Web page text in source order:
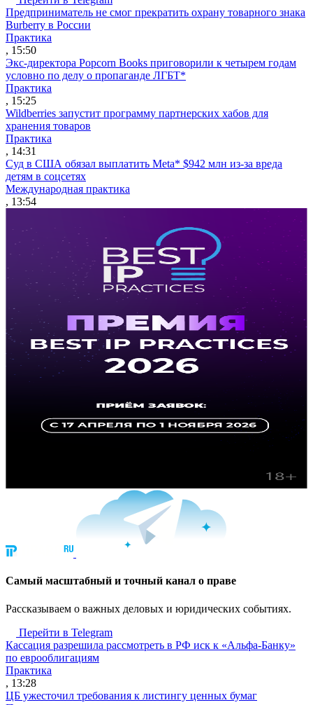
Предприниматель не смог прекратить охрану товарного знака
Burberry в России
Практика
, 15:50
Экс-директора Popcorn Books приговорили к четырем годам
условно по делу о пропаганде ЛГБТ*
Практика
, 15:25
Wildberries запустит программу партнерских хабов для
хранения товаров
Практика
, 14:31
Суд в США обязал выплатить Meta* $942 млн из-за вреда
детям в соцсетях
Международная практика
, 13:54
Cамый масштабный и точный канал о праве
Рассказываем о важных деловых и юридических событиях.
Перейти в Telegram
Кассация разрешила рассмотреть в РФ иск к «Альфа-Банку»
по еврооблигациям
Практика
, 13:28
ЦБ ужесточил требования к листингу ценных бумаг